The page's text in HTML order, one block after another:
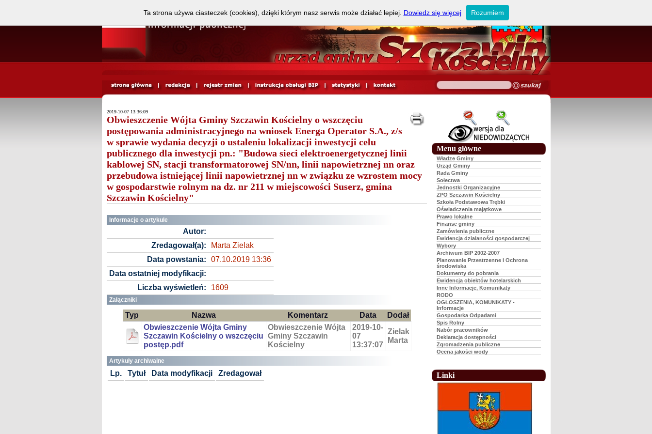
2019-10-07 13:36:09
Obwieszczenie Wójta Gminy Szczawin Kościelny o wszczęciu
postępowania administracyjnego na wniosek Energa Operator S.A., z/s
w sprawie wydania decyzji o ustaleniu lokalizacji inwestycji celu
publicznego dla inwestycji pn.: "Budowa sieci elektroenergetycznej linii
kablowej SN, stacji transformatorowej SN/nn, linii napowietrznej nn oraz
przebudowa istniejącej linii napowietrznej nn w związku ze wzrostem mocy
w gospodarstwie rolnym na dz. nr 211 w miejscowości Suserz, gmina
Szczawin Kościelny"
Informacje o artykule
Autor:
Zredagował(a):
Marta Zielak
Data powstania:
07.10.2019 13:36
Data ostatniej modyfikacji:
Liczba wyświetleń:
1609
Załączniki
Typ Nazwa Komentarz Data
Dodał
Obwieszczenie Wójta Gminy
Szczawin Kościelny o wszczęciu
postęp.pdf
Obwieszczenie Wójta
Gminy Szczawin
Kościelny
2019-10-
07
13:37:07
Zielak
Marta
Artykuły archiwalne
Lp. Tytuł Data modyfikacji Zredagował
Menu główne
Władze Gminy
Urząd Gminy
Rada Gminy
Sołectwa
Jednostki Organizacyjne
ZPO Szczawin Kościelny
Szkoła Podstawowa Trębki
Oświadczenia majątkowe
Prawo lokalne
Finanse gminy
Zamówienia publiczne
Ewidencja dzialaności gospodarczej
Wybory
Archiwum BIP 2002-2007
Planowanie Przestrzenne i Ochrona
środowiska
Dokumenty do pobrania
Ewidencja obiektów hotelarskich
Inne Informacje, Komunikaty
RODO
OGŁOSZENIA, KOMUNIKATY -
Informacje
Gospodarka Odpadami
Spis Rolny
Nabór pracowników
Deklaracja dostępności
Zgromadzenia publiczne
Ocena jakości wody
Linki
Ta strona używa ciasteczek (cookies), dzięki którym nasz serwis może działać lepiej. Dowiedz się więcej Rozumiem